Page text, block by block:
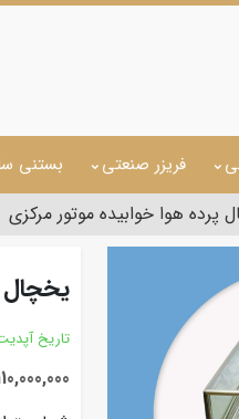
فریزر صنعتی بستنی
پرده هوا خوابیده موتور مرکزی
یخچال
تاریخ
110,000,000